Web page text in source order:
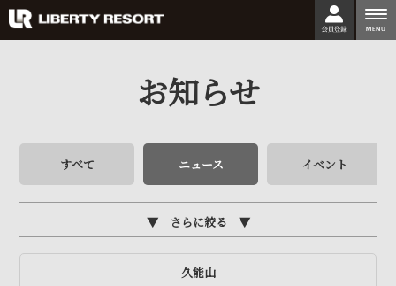
お知らせ
すべて ニュース イベント
さらに絞る
久能山